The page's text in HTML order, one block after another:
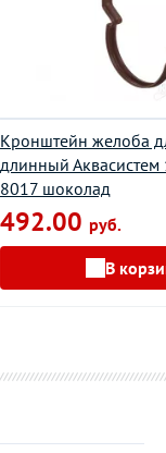
Кронштейн желоба
длинный
8017 шоколад
492.00 руб.
В